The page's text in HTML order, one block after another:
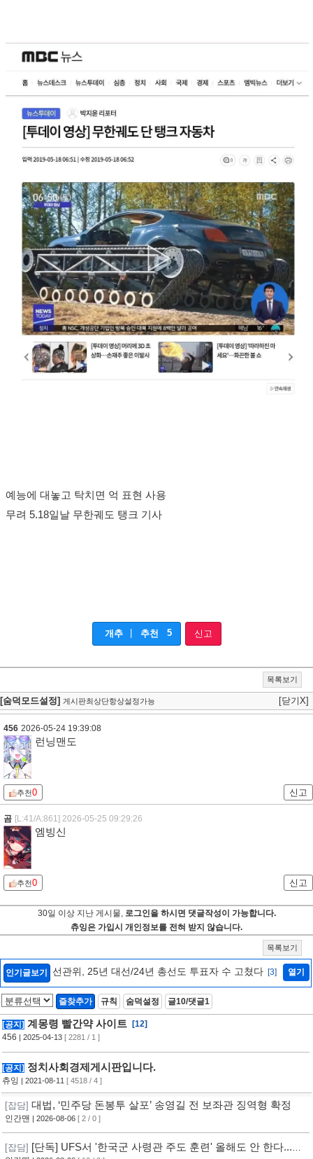
예능에 대놓고 탁치면 억 표현 사용
무려 5.18일날 무한궤도 탱크 기사
개추 | 추천 5 신고
목록보기
[숨덕모드설정] 게시판최상단항상설정가능 [닫기X]
456 2026-05-24 19:39:08
런닝맨도
추천0 신고
곰 [L:41/A:861] 2026-05-25 09:29:26
엠빙신
추천0 신고
30일 이상 지난 게시물,
로그인을 하시면 댓글작성이 가능합니다.
츄잉은 가입시 개인정보를 전혀 받지 않습니다.
목록보기
인기글보기 선관위, 25년 대선/24년 총선도 투표자 수 고쳤다 [3] 열기
즐찾추가 규칙 숨덕설정 글10/댓글1
[공지] 계몽령 빨간약 사이트 [12]
456 | 2025-04-13 [ 2281 / 1 ]
[공지] 정치사회경제게시판입니다.
츄잉 | 2021-08-11 [ 4518 / 4 ]
[잡담] 대법, ‘민주당 돈봉투 살포’ 송영길 전 보좌관 징역형 확정
인간맨 | 2026-08-06 [ 2 / 0 ]
[잡담] [단독] UFS서 '한국군 사령관 주도 훈련' 올해도 안 한다...